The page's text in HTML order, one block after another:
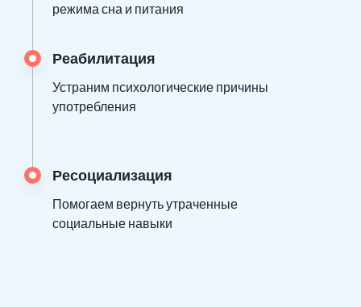
режима сна и питания
Реабилитация
Устраним психологические причины
употребления
Ресоциализация
Помогаем вернуть утраченные
социальные навыки